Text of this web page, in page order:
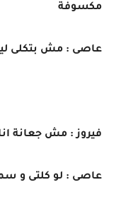
مكسوفة
عاصى : مش بتكلى
فيروز : مش جعانة
عاصى : لو كلتى و